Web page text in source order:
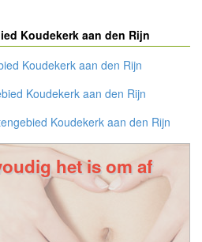
Koudekerk aan den Rijn
Koudekerk aan den Rijn
Koudekerk aan den Rijn
Koudekerk aan den Rijn
het is om af